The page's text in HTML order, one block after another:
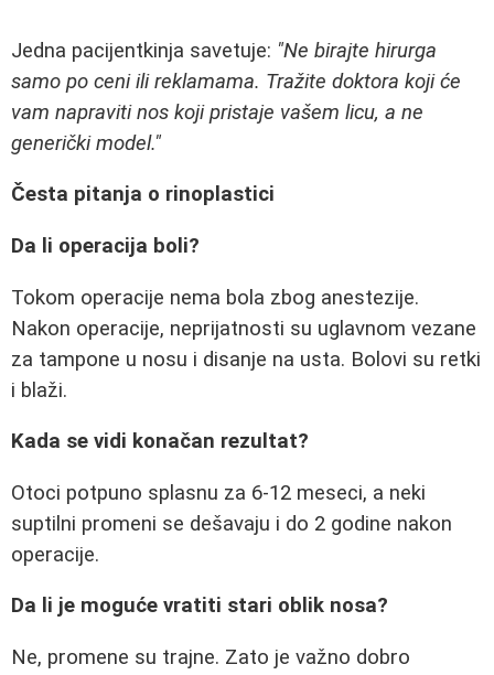
Jedna pacijentkinja savetuje: "Ne birajte hirurga
samo po ceni ili reklamama. Tražite doktora koji će
vam napraviti nos koji pristaje vašem licu, a ne
generički model."
Česta pitanja o rinoplastici
Da li operacija boli?
Tokom operacije nema bola zbog anestezije.
Nakon operacije, neprijatnosti su uglavnom vezane
za tampone u nosu i disanje na usta. Bolovi su retki
i blaži.
Kada se vidi konačan rezultat?
Otoci potpuno splasnu za 6-12 meseci, a neki
suptilni promeni se dešavaju i do 2 godine nakon
operacije.
Da li je moguće vratiti stari oblik nosa?
Ne, promene su trajne. Zato je važno dobro